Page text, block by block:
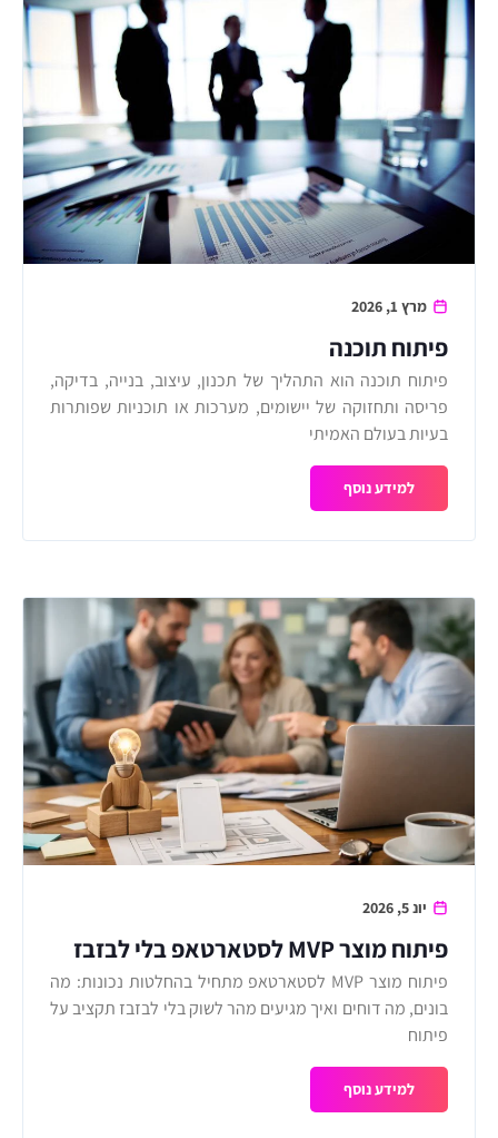
מרץ 1, 2026
פיתוח תוכנה
פיתוח תוכנה הוא התהליך של תכנון, עיצוב, בנייה, בדיקה,
פריסה ותחזוקה של יישומים, מערכות או תוכניות שפותרות
בעיות בעולם האמיתי
למידע נוסף
יונ 5, 2026
פיתוח מוצר MVP לסטארטאפ בלי לבזבז
זמן
פיתוח מוצר MVP לסטארטאפ מתחיל בהחלטות נכונות: מה
בונים, מה דוחים ואיך מגיעים מהר לשוק בלי לבזבז תקציב על
פיתוח
למידע נוסף